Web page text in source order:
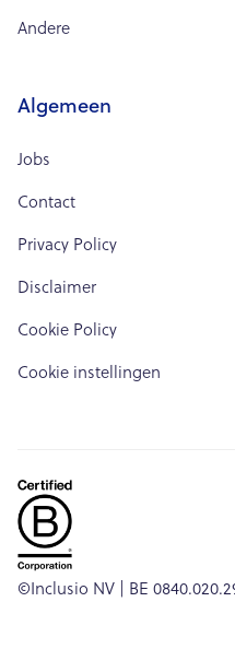
Andere
Algemeen
Jobs
Contact
Privacy Policy
Disclaimer
Cookie Policy
Cookie instellingen
©Inclusio NV | BE